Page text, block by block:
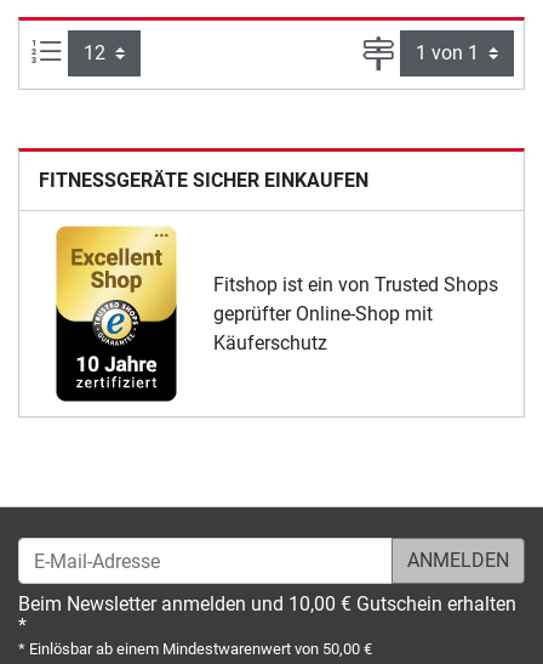
Artikel pro Seite: Seite
FITNESSGERÄTE SICHER EINKAUFEN
Fitshop ist ein von Trusted Shops
geprüfter Online-Shop mit
Käuferschutz
E-Mail-Adresse
Beim Newsletter anmelden und 10,00 € Gutschein erhalten
*
* Einlösbar ab einem Mindestwarenwert von 50,00 €